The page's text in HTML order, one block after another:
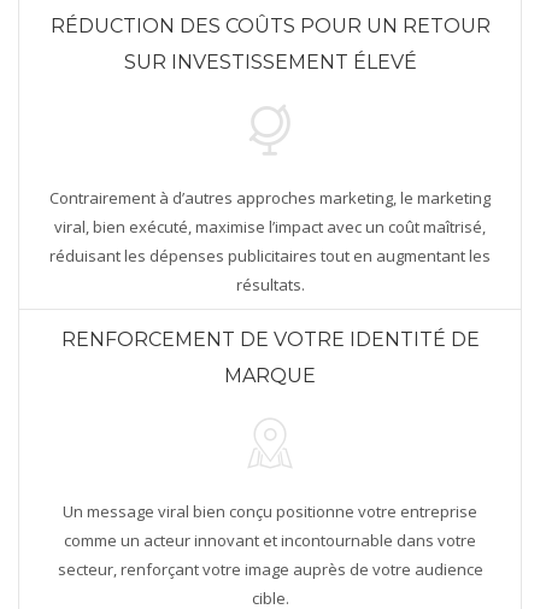
RÉDUCTION DES COÛTS POUR UN RETOUR
SUR INVESTISSEMENT ÉLEVÉ
Contrairement à d’autres approches marketing, le marketing
viral, bien exécuté, maximise l’impact avec un coût maîtrisé,
réduisant les dépenses publicitaires tout en augmentant les
résultats.
RENFORCEMENT DE VOTRE IDENTITÉ DE
MARQUE
Un message viral bien conçu positionne votre entreprise
comme un acteur innovant et incontournable dans votre
secteur, renforçant votre image auprès de votre audience
cible.